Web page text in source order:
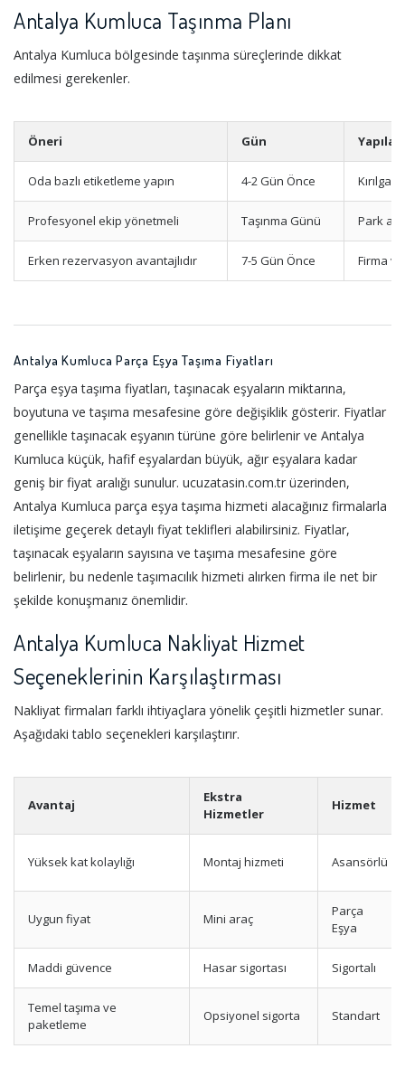
Antalya Kumluca Taşınma Planı
Antalya Kumluca bölgesinde taşınma süreçlerinde dikkat
edilmesi gerekenler.
Öneri Gün
Oda bazlı etiketleme yapın 4-2 Gün Önce
Profesyonel ekip yönetmeli Taşınma Günü Park
Erken rezervasyon avantajlıdır 7-5 Gün Önce Firma
Antalya Kumluca Parça Eşya Taşıma Fiyatları
Parça eşya taşıma fiyatları, taşınacak eşyaların miktarına,
boyutuna ve taşıma mesafesine göre değişiklik gösterir. Fiyatlar
genellikle taşınacak eşyanın türüne göre belirlenir ve Antalya
Kumluca küçük, hafif eşyalardan büyük, ağır eşyalara kadar
geniş bir fiyat aralığı sunulur. ucuzatasin.com.tr üzerinden,
Antalya Kumluca parça eşya taşıma hizmeti alacağınız firmalarla
iletişime geçerek detaylı fiyat teklifleri alabilirsiniz. Fiyatlar,
taşınacak eşyaların sayısına ve taşıma mesafesine göre
belirlenir, bu nedenle taşımacılık hizmeti alırken firma ile net bir
şekilde konuşmanız önemlidir.
Antalya Kumluca Nakliyat Hizmet
Seçeneklerinin Karşılaştırması
Nakliyat firmaları farklı ihtiyaçlara yönelik çeşitli hizmetler sunar.
Aşağıdaki tablo seçenekleri karşılaştırır.
Avantaj
Ekstra
Hizmetler
Hizmet
Yüksek kat kolaylığı Montaj hizmeti Asansörlü
Uygun fiyat Mini araç
Parça
Eşya
Maddi güvence Hasar sigortası Sigortalı
Temel taşıma ve
paketleme
Opsiyonel sigorta Standart